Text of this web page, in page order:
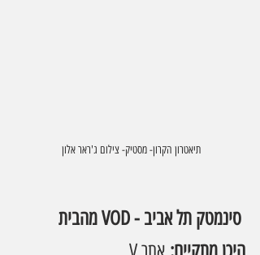
תיאטרון הקרון- מסטיק- צילום ג'ראר אלון
היכן מתקיים: אתר V